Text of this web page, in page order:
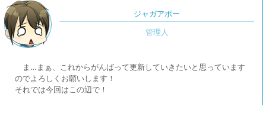
ジャガアポー
ま…まぁ、これからがんばって更新していきたいと思っています
のでよろしくお願いします！
それでは今回はこの辺で！